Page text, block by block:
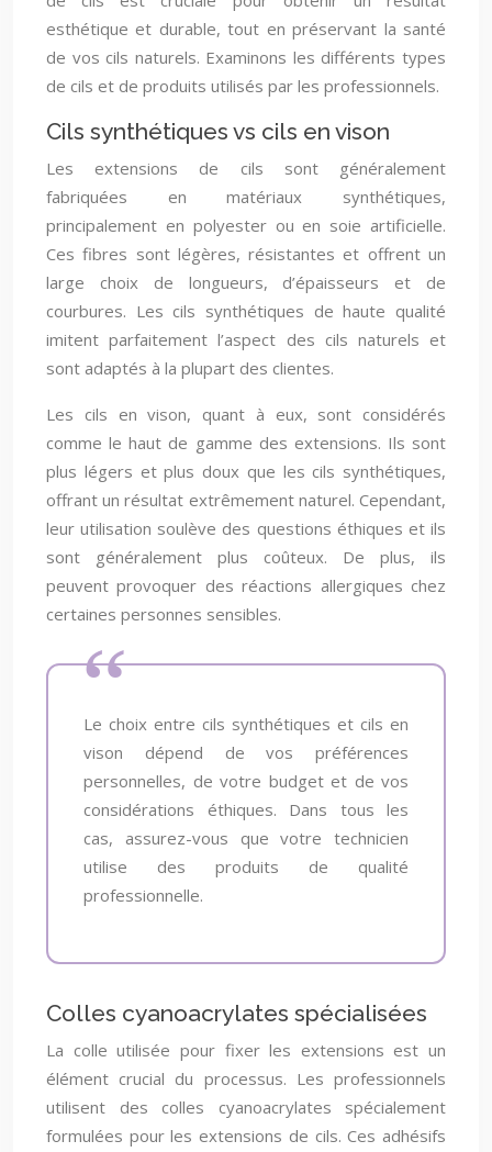
esthétique et durable, tout en préservant la santé
de vos cils naturels. Examinons les différents types
de cils et de produits utilisés par les professionnels.
Cils synthétiques vs cils en vison
Les extensions de cils sont généralement
fabriquées en matériaux synthétiques,
principalement en polyester ou en soie artificielle.
Ces fibres sont légères, résistantes et offrent un
large choix de longueurs, d’épaisseurs et de
courbures. Les cils synthétiques de haute qualité
imitent parfaitement l’aspect des cils naturels et
sont adaptés à la plupart des clientes.
Les cils en vison, quant à eux, sont considérés
comme le haut de gamme des extensions. Ils sont
plus légers et plus doux que les cils synthétiques,
offrant un résultat extrêmement naturel. Cependant,
leur utilisation soulève des questions éthiques et ils
sont généralement plus coûteux. De plus, ils
peuvent provoquer des réactions allergiques chez
certaines personnes sensibles.
Le choix entre cils synthétiques et cils en
vison dépend de vos préférences
personnelles, de votre budget et de vos
considérations éthiques. Dans tous les
cas, assurez-vous que votre technicien
utilise des produits de qualité
professionnelle.
Colles cyanoacrylates spécialisées
La colle utilisée pour fixer les extensions est un
élément crucial du processus. Les professionnels
utilisent des colles cyanoacrylates spécialement
formulées pour les extensions de cils. Ces adhésifs